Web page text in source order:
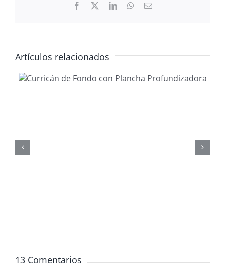
Facebook LinkedInWhatsApp
Correo
Artículos relacionados
13 Comentarios